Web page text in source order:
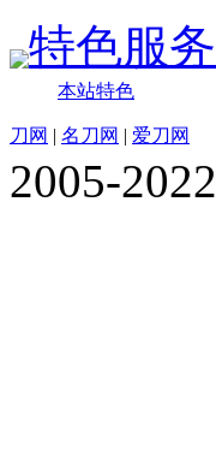
特色服务
本站特色
刀网 | 名刀网 | 爱刀网
2005-2022